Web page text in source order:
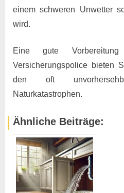
einem schweren Unwetter
wird.
Eine gute
Versicherungspolice bieten
den oft
Naturkatastrophen.
Ähnliche Beiträge: